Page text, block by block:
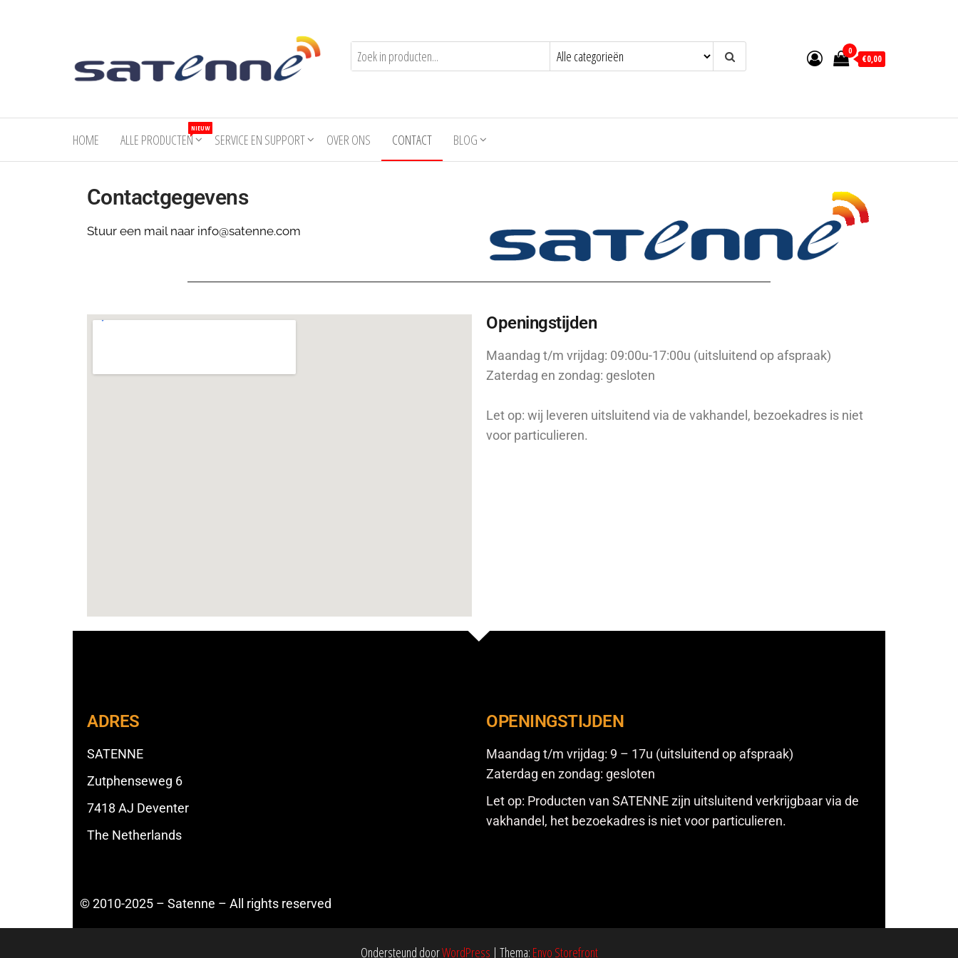
bij
Satenne
TV kijken op
vakantie
0
€0,00
HOME ALLE PRODUCTEN
NIEUW
SERVICE EN SUPPORT OVER ONS CONTACT BLOG
Contactgegevens
Stuur een mail naar info@satenne.com
Openingstijden
Maandag t/m vrijdag: 09:00u-17:00u (uitsluitend op afspraak)
Zaterdag en zondag: gesloten
Let op: wij leveren uitsluitend via de vakhandel, bezoekadres is niet
voor particulieren.
ADRES
SATENNE
Zutphenseweg 6
7418 AJ Deventer
The Netherlands
OPENINGSTIJDEN
Maandag t/m vrijdag: 9 – 17u (uitsluitend op afspraak)
Zaterdag en zondag: gesloten
Let op: Producten van SATENNE zijn uitsluitend verkrijgbaar via de
vakhandel, het bezoekadres is niet voor particulieren.
© 2010-2025 – Satenne – All rights reserved
Ondersteund doorWordPress | Thema: Envo Storefront